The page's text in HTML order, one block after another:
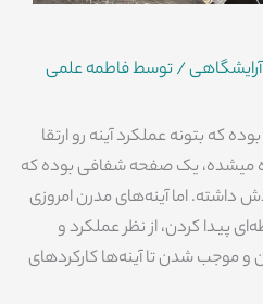
آرایشگاهی/ توسطفاطمه علمی
که بتونه عملکرد آینه رو ارتقا
میشده، یک صفحه شفافی بوده که
داشته. اما آینه‌های مدرن امروزی
پیدا کردن، از نظر عملکرد و
موجب شدن تا آینه‌ها کارکردهای